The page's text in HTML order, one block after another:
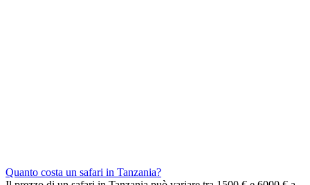
Quanto costa un safari in Tanzania?